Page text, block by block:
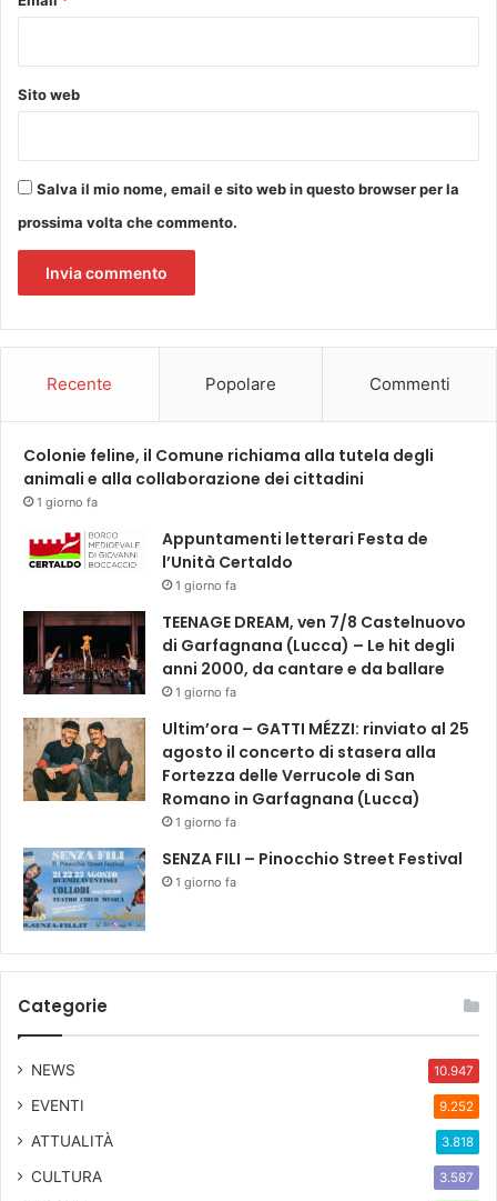
Sito web
Salva il mio nome, email e sito web in questo browser per la
prossima volta che commento.
Recente Popolare Commenti
Colonie feline, il Comune richiama alla tutela degli
animali e alla collaborazione dei cittadini
1 giorno fa
Appuntamenti letterari Festa de
l’Unità Certaldo
1 giorno fa
TEENAGE DREAM, ven 7/8 Castelnuovo
di Garfagnana (Lucca) – Le hit degli
anni 2000, da cantare e da ballare
1 giorno fa
Ultim’ora – GATTI MÉZZI: rinviato al 25
agosto il concerto di stasera alla
Fortezza delle Verrucole di San
Romano in Garfagnana (Lucca)
1 giorno fa
SENZA FILI – Pinocchio Street Festival
1 giorno fa
Categorie
NEWS 10.947
EVENTI 9.252
ATTUALITÀ 3.818
CULTURA 3.587